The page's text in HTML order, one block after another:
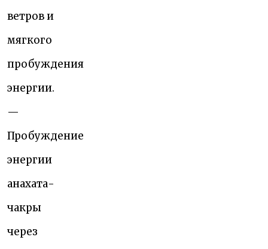
ветров и
мягкого
пробуждения
энергии.
—
Пробуждение
энергии
анахата-
чакры
через